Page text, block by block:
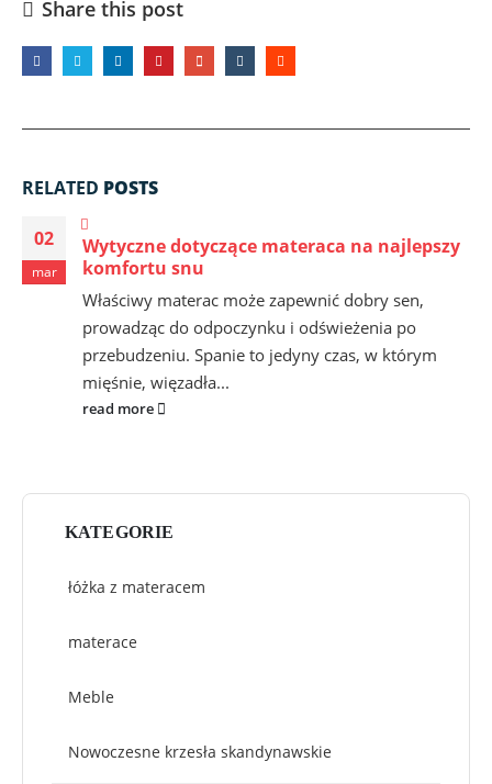
Share this post
RELATED POSTS
02
mar
Wytyczne dotyczące materaca na najlepszy
komfortu snu
Właściwy materac może zapewnić dobry sen,
prowadząc do odpoczynku i odświeżenia po
przebudzeniu. Spanie to jedyny czas, w którym
mięśnie, więzadła...
read more
KATEGORIE
łóżka z materacem
materace
Meble
Nowoczesne krzesła skandynawskie